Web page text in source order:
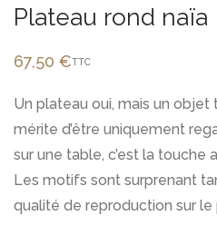
Plateau rond naïa
67,50 €TTC
Un plateau oui, mais un objet
mérite d’être uniquement
sur une table, c’est la touche
Les motifs sont surprenant
qualité de reproduction sur le